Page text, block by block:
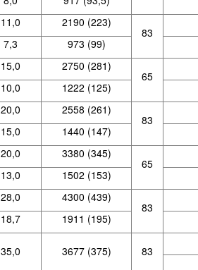
11,0 2190 (223)
83
7,3
973 (99)
15,0 2750 (281)
65
10,0
1222 (125)
20,0 2558 (261)
83
15,0
1440 (147)
20,0 3380 (345)
65
13,0
1502 (153)
28,0 4300 (439)
83
18,7
1911 (195)
35,0 3677 (375) 83